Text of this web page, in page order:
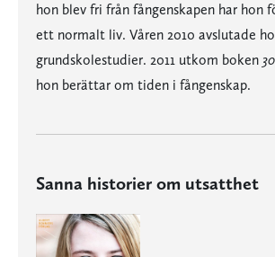
hon blev fri från fångenskapen har hon
ett normalt liv. Våren 2010 avslutade
grundskolestudier. 2011 utkom boken
hon berättar om tiden i fångenskap.
Sanna historier om utsatthet